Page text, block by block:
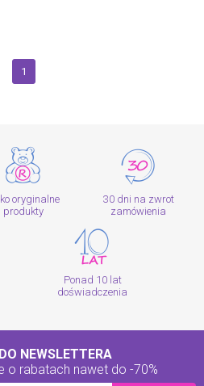
1
oryginalne
produkty
30 dni na zwrot
zamówienia
Ponad 10 lat
doświadczenia
NEWSLETTERA
o rabatach nawet do -70%